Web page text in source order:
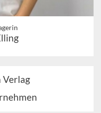
Verlag